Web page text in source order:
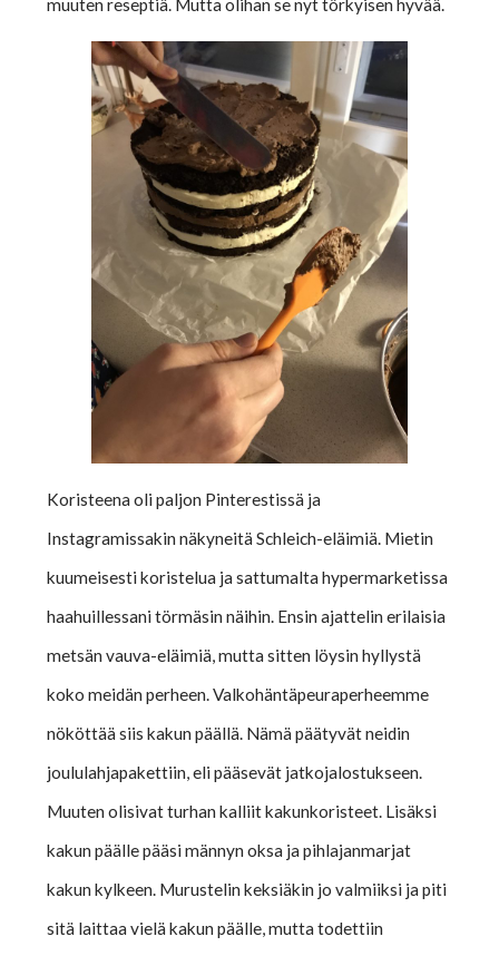
muuten reseptiä. Mutta olihan se nyt törkyisen hyvää.
Koristeena oli paljon Pinterestissä ja
Instagramissakin näkyneitä Schleich-eläimiä. Mietin
kuumeisesti koristelua ja sattumalta hypermarketissa
haahuillessani törmäsin näihin. Ensin ajattelin erilaisia
metsän vauva-eläimiä, mutta sitten löysin hyllystä
koko meidän perheen. Valkohäntäpeuraperheemme
nököttää siis kakun päällä. Nämä päätyvät neidin
joululahjapakettiin, eli pääsevät jatkojalostukseen.
Muuten olisivat turhan kalliit kakunkoristeet. Lisäksi
kakun päälle pääsi männyn oksa ja pihlajanmarjat
kakun kylkeen. Murustelin keksiäkin jo valmiiksi ja piti
sitä laittaa vielä kakun päälle, mutta todettiin